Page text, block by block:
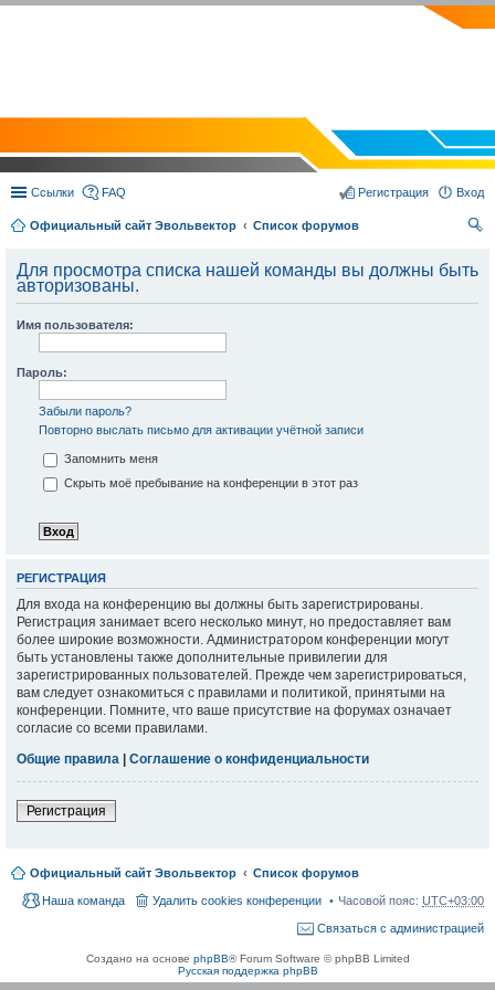
Ссылки FAQ Вход
Регистрация
Официальный сайт Эвольвектор
Список форумов
ск
Для просмотра списка нашей команды вы должны быть
авторизованы.
Имя пользователя:
Пароль:
Забыли пароль?
Повторно выслать письмо для активации учётной записи
Запомнить меня
Скрыть моё пребывание на конференции в этот раз
РЕГИСТРАЦИЯ
Для входа на конференцию вы должны быть зарегистрированы.
Регистрация занимает всего несколько минут, но предоставляет вам
более широкие возможности. Администратором конференции могут
быть установлены также дополнительные привилегии для
зарегистрированных пользователей. Прежде чем зарегистрироваться,
вам следует ознакомиться с правилами и политикой, принятыми на
конференции. Помните, что ваше присутствие на форумах означает
согласие со всеми правилами.
Общие правила | Соглашение о конфиденциальности
Регистрация
Официальный сайт Эвольвектор Список форумов
Часовой пояс: UTC+03:00
Удалить cookies конференции
Наша команда
Связаться с администрацией
Создано на основе phpBB® Forum Software © phpBB Limited
Русская поддержка phpBB